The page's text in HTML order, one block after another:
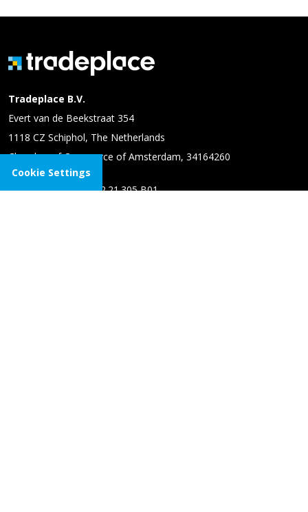
Tradeplace B.V.
Evert van de Beekstraat 354
1118 CZ Schiphol, The Netherlands
Chamber of Commerce of Amsterdam, 34164260
VAT number: NL 8102.21.305 B01
Cookie Settings